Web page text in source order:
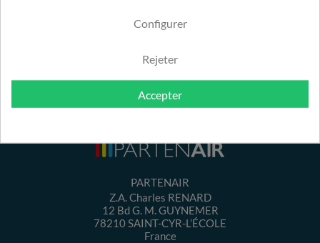
PARTENAIR
Z.A. Charles RENARD
12 Bd G. M. GUYNEMER
78210SAINT-CYR-L’ÉCOLE
France
Configurer
Rejeter
Accepter